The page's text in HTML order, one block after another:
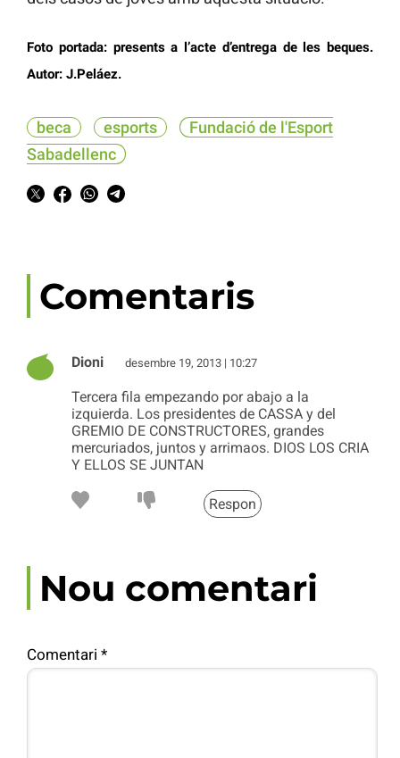
Foto portada: presents a l’acte d’entrega de les beques.
Autor: J.Peláez.
beca esports
Fundació de l'Esport
Sabadellenc
Comentaris
Dioni desembre 19, 2013 | 10:27
Tercera fila empezando por abajo a la
izquierda. Los presidentes de CASSA y del
GREMIO DE CONSTRUCTORES, grandes
mercuriados, juntos y arrimaos. DIOS LOS CRIA
Y ELLOS SE JUNTAN
Respon
Nou comentari
Comentari *